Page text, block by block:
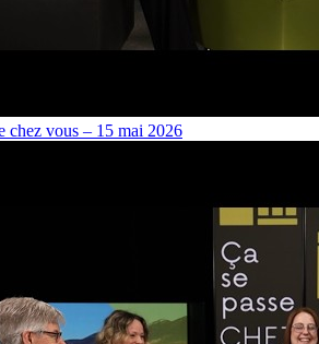
chez vous – 15 mai 2026